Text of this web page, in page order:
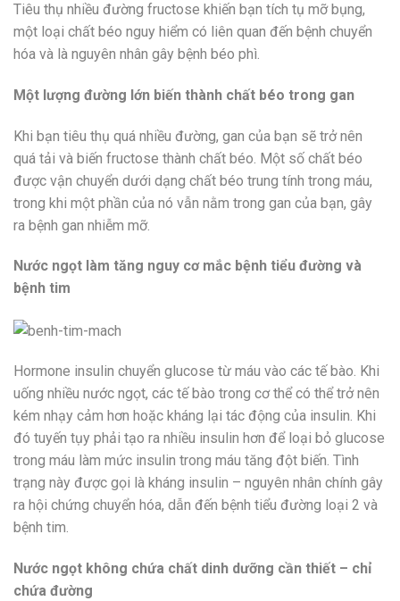
Tiêu thụ nhiều đường fructose khiến bạn tích tụ mỡ bụng,
một loại chất béo nguy hiểm có liên quan đến bệnh chuyển
hóa và là nguyên nhân gây bệnh béo phì.
Một lượng đường lớn biến thành chất béo trong gan
Khi bạn tiêu thụ quá nhiều đường, gan của bạn sẽ trở nên
quá tải và biến fructose thành chất béo. Một số chất béo
được vận chuyển dưới dạng chất béo trung tính trong máu,
trong khi một phần của nó vẫn nằm trong gan của bạn, gây
ra bệnh gan nhiễm mỡ.
Nước ngọt làm tăng nguy cơ mắc bệnh tiểu đường và
bệnh tim
Hormone insulin chuyển glucose từ máu vào các tế bào. Khi
uống nhiều nước ngọt, các tế bào trong cơ thể có thể trở nên
kém nhạy cảm hơn hoặc kháng lại tác động của insulin. Khi
đó tuyến tụy phải tạo ra nhiều insulin hơn để loại bỏ glucose
trong máu làm mức insulin trong máu tăng đột biến. Tình
trạng này được gọi là kháng insulin – nguyên nhân chính gây
ra hội chứng chuyển hóa, dẫn đến bệnh tiểu đường loại 2 và
bệnh tim.
Nước ngọt không chứa chất dinh dưỡng cần thiết – chỉ
chứa đường